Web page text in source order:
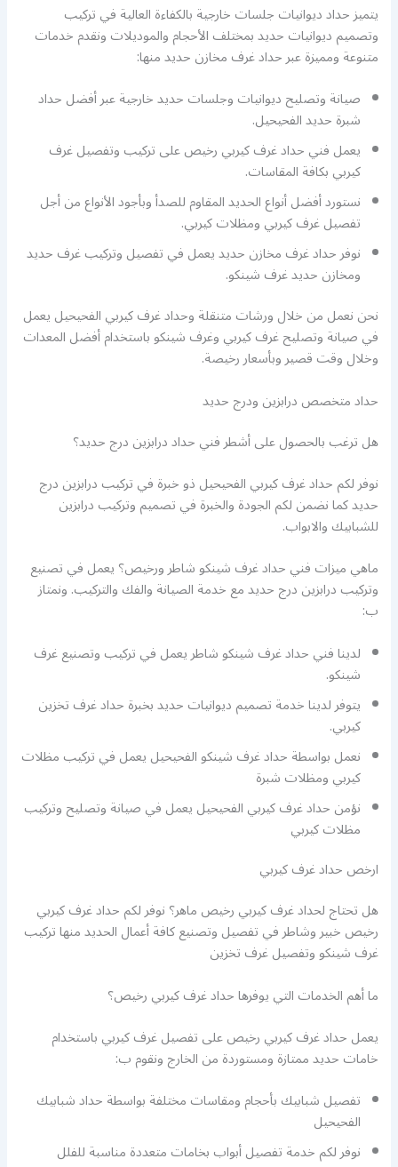
يتميز حداد ديوانيات جلسات خارجية بالكفاءة العالية في تركيب
وتصميم ديوانيات حديد بمختلف الأحجام والموديلات ونقدم خدمات
متنوعة ومميزة عبر حداد غرف مخازن حديد منها:
صيانة وتصليح ديوانيات وجلسات حديد خارجية عبر أفضل حداد
شبرة حديد الفحيحيل.
يعمل فني حداد غرف كيربي رخيص على تركيب وتفصيل غرف
كيربي بكافة المقاسات.
نستورد أفضل أنواع الحديد المقاوم للصدأ وبأجود الأنواع من أجل
تفصيل غرف كيربي ومظلات كيربي.
نوفر حداد غرف مخازن حديد يعمل في تفصيل وتركيب غرف حديد
ومخازن حديد غرف شينكو.
نحن نعمل من خلال ورشات متنقلة وحداد غرف كيربي الفحيحيل يعمل
في صيانة وتصليح غرف كيربي وغرف شينكو باستخدام أفضل المعدات
وخلال وقت قصير وبأسعار رخيصة.
حداد متخصص درابزين ودرج حديد
هل ترغب بالحصول على أشطر فني حداد درابزين درج حديد؟
نوفر لكم حداد غرف كيربي الفحيحيل ذو خبرة في تركيب درابزين درج
حديد كما نضمن لكم الجودة والخبرة في تصميم وتركيب درابزين
للشبابيك والابواب.
ماهي ميزات فني حداد غرف شينكو شاطر ورخيص؟ يعمل في تصنيع
وتركيب درابزين درج حديد مع خدمة الصيانة والفك والتركيب. ونمتاز
ب:
لدينا فني حداد غرف شينكو شاطر يعمل في تركيب وتصنيع غرف
شينكو.
يتوفر لدينا خدمة تصميم ديوانيات حديد بخبرة حداد غرف تخزين
كيربي.
نعمل بواسطة حداد غرف شينكو الفحيحيل يعمل في تركيب مظلات
كيربي ومظلات شبرة
نؤمن حداد غرف كيربي الفحيحيل يعمل في صيانة وتصليح وتركيب
مظلات كيربي
ارخص حداد غرف كيربي
هل تحتاج لحداد غرف كيربي رخيص ماهر؟ نوفر لكم حداد غرف كيربي
رخيص خبير وشاطر في تفصيل وتصنيع كافة أعمال الحديد منها تركيب
غرف شينكو وتفصيل غرف تخزين
ما أهم الخدمات التي يوفرها حداد غرف كيربي رخيص؟
يعمل حداد غرف كيربي رخيص على تفصيل غرف كيربي باستخدام
خامات حديد ممتازة ومستوردة من الخارج ونقوم ب:
تفصيل شبابيك بأحجام ومقاسات مختلفة بواسطة حداد شبابيك
الفحيحيل
نوفر لكم خدمة تفصيل أبواب بخامات متعددة مناسبة للفلل